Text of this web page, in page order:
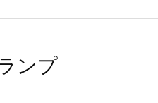
ンプ